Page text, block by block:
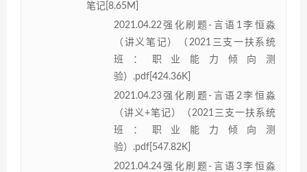
笔记[8.65M]
2021.04.22强化刷题-言语1李恒淼
（讲义笔记）（2021三支一扶系统
班：职业能力倾向测
验）.pdf[424.36K]
2021.04.23强化刷题-言语2李恒淼
（讲义+笔记）（2021三支一扶系统
班：职业能力倾向测
验）.pdf[547.82K]
2021.04.24强化刷题-言语3李恒淼